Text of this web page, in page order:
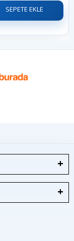
SEPETE EKLE